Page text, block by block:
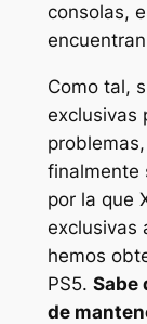
consolas,
Como tal,
exclusivas
finalmente
por la que
exclusivas
hemos
PS5. Sabe
de